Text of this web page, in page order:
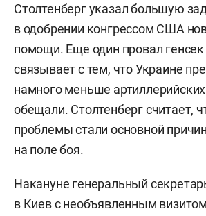
Столтенберг указал большую
в одобрении конгрессом США
помощи. Еще один провал
связывает с тем, что Украине
намного меньше
обещали. Столтенберг считает,
проблемы стали основной
на поле боя.
Накануне генеральный
в Киев с необъявленным